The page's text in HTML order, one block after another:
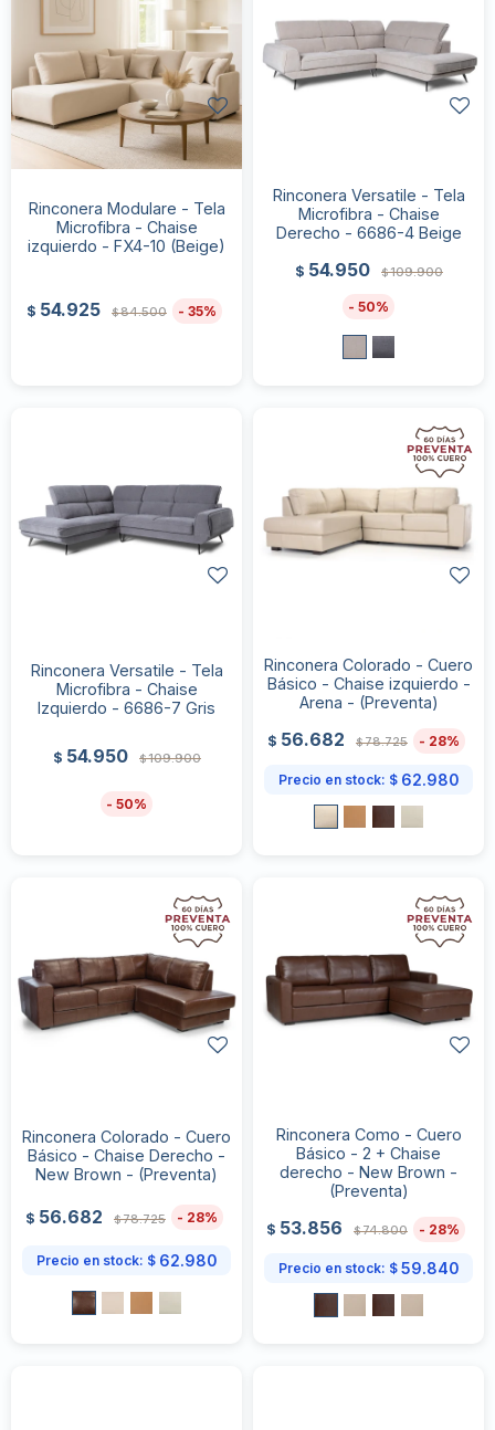
Rinconera Modulare - Tela
Microfibra - Chaise
izquierdo - FX4-10 (Beige)
$ 54.925 $84.500 35
Rinconera Versatile - Tela
Microfibra - Chaise
Derecho - 6686-4 Beige
$ 54.950 $109.900
50
Rinconera Versatile - Tela
Microfibra - Chaise
Izquierdo - 6686-7 Gris
$ 54.950 $109.900
50
Rinconera Colorado - Cuero
Básico - Chaise izquierdo -
Arena - (Preventa)
$ 56.682 $78.725 28
Precio en stock: $ 62.980
Rinconera Colorado - Cuero
Básico - Chaise Derecho -
New Brown - (Preventa)
$ 56.682 $78.725 28
Precio en stock: $ 62.980
Rinconera Como - Cuero
Básico - 2 + Chaise
derecho - New Brown -
(Preventa)
$ 53.856 $74.800 28
Precio en stock: $ 59.840